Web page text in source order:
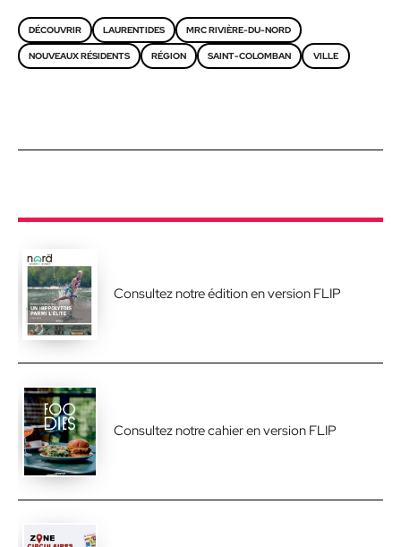
DÉCOUVRIR LAURENTIDES MRC RIVIÈRE-DU-NORD
NOUVEAUX RÉSIDENTS RÉGION SAINT-COLOMBAN VILLE
Consultez notre édition en version FLIP
Consultez notre cahier en version FLIP